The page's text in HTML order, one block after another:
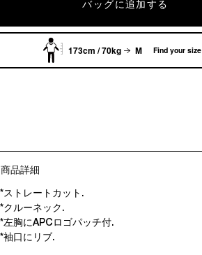
バッグに追加する
173cm / 70kg M Find your size
商品詳細
*ストレートカット.
*クルーネック.
*左胸にAPCロゴパッチ付.
*袖口にリブ.